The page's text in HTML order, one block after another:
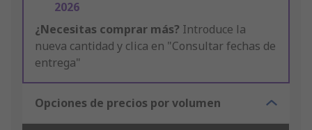
2026
¿Necesitas comprar más? Introduce la
nueva cantidad y clica en "Consultar fechas de
entrega"
Opciones de precios por volumen